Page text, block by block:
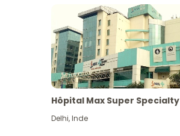
Hôpital Max Super Specialty
Delhi,Inde